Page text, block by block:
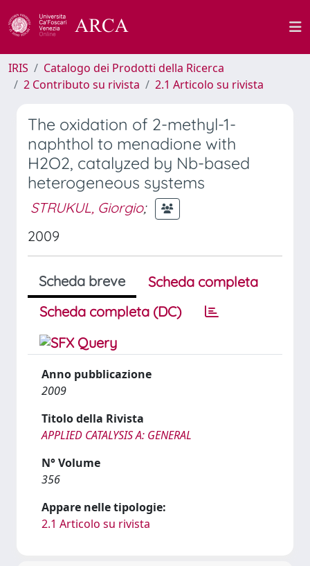
IRIS
Catalogo dei Prodotti della Ricerca
2 Contributo su rivista
2.1 Articolo su rivista
The oxidation of 2-methyl-1-
naphthol to menadione with
H2O2, catalyzed by Nb-based
heterogeneous systems
STRUKUL, Giorgio;
2009
Scheda breve
Scheda completa
Scheda completa (DC)
Anno pubblicazione
2009
Titolo della Rivista
APPLIED CATALYSIS A: GENERAL
N° Volume
356
Appare nelle tipologie:
2.1 Articolo su rivista